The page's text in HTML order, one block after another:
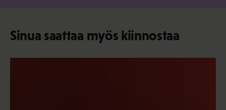
Sinua saattaa myös kiinnostaa